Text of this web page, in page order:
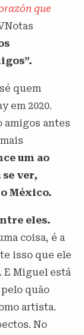
que
quem
em 2020.
amigos antes
um ao
se ver,
México.
eles.
coisa, é a
isso que ele
E Miguel está
quão
artista.
No